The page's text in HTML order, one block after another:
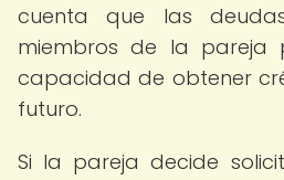
cuenta que las
miembros de la pareja
capacidad de obtener
futuro.
Si la pareja decide